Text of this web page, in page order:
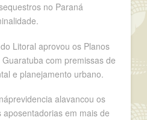
no Paraná
Litoral aprovou os Planos
com premissas de
e planejamento urbano.
alavancou os
em mais de